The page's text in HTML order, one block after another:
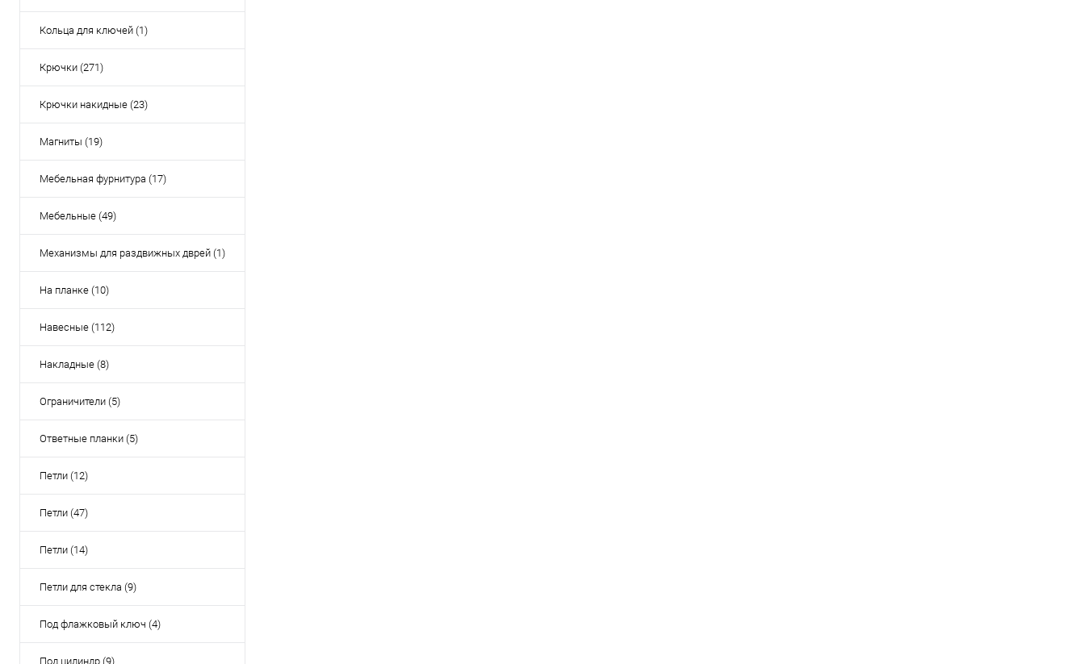
Кольца для ключей (1)
Крючки (271)
Крючки накидные (23)
Магниты (19)
Мебельная фурнитура (17)
Мебельные (49)
Механизмы для раздвижных дврей (1)
На планке (10)
Навесные (112)
Накладные (8)
Ограничители (5)
Ответные планки (5)
Петли (12)
Петли (47)
Петли (14)
Петли для стекла (9)
Под флажковый ключ (4)
Под цилиндр (9)